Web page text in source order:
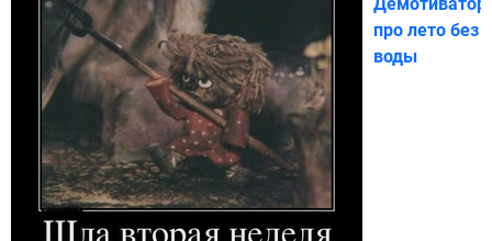
про лето без
воды